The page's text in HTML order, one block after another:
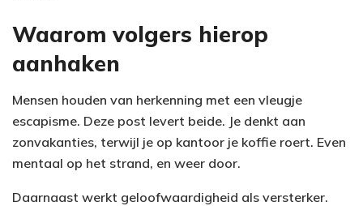
Waarom volgers hierop
aanhaken
Mensen houden van herkenning met een vleugje
escapisme. Deze post levert beide. Je denkt aan
zonvakanties, terwijl je op kantoor je koffie roert. Even
mentaal op het strand, en weer door.
Daarnaast werkt geloofwaardigheid als versterker.